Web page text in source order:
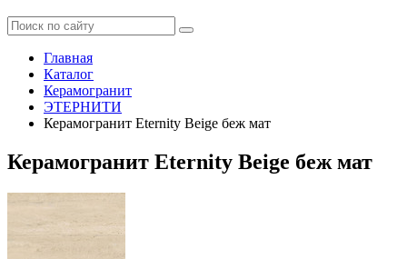
Главная
Каталог
Керамогранит
ЭТЕРНИТИ
Керамогранит Eternity Beige беж мат
Керамогранит Eternity Beige беж мат